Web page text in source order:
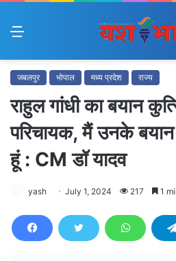
Menu
जबलपुर भोपाल मध्य प्रदेश राज्य
राहुल गांधी का बयान
परिचायक, मैं उनके बयान
हूं : CM डॉ यादव
yash July 1, 2024 217 1